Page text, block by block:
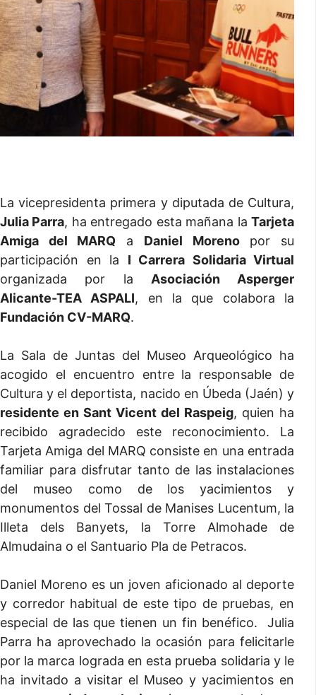
La vicepresidenta primera y diputada de Cultura,
Julia Parra, ha entregado esta mañana laTarjeta
Amiga del MARQ a Daniel Morenopor su
participación en la I Carrera Solidaria Virtual
organizada por la Asociación Asperger
Alicante-TEA ASPALI, en la que colabora la
Fundación CV-MARQ.
La Sala de Juntas del Museo Arqueológico ha
acogido el encuentro entre la responsable de
Cultura y el deportista, nacido en Úbeda (Jaén) y
residente en Sant Vicent del Raspeig, quien ha
recibido agradecido este reconocimiento. La
Tarjeta Amiga del MARQ consiste en una entrada
familiar para disfrutar tanto de las instalaciones
del museo como de los yacimientos y
monumentos del Tossal de Manises Lucentum, la
Illeta dels Banyets, la Torre Almohade de
Almudaina o el Santuario Pla de Petracos.
Daniel Moreno es un joven aficionado al deporte
y corredor habitual de este tipo de pruebas, en
especial de las que tienen un fin benéfico. Julia
Parra ha aprovechado la ocasión para felicitarle
por la marca lograda en esta prueba solidaria y le
ha invitado a visitar el Museo y yacimientos en